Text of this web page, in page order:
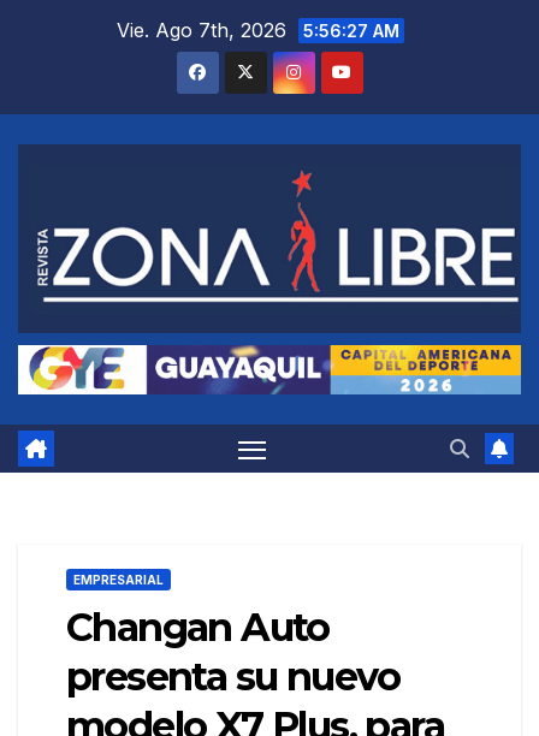
Vie. Ago 7th, 2026 5:56:28 AM
EMPRESARIAL
Changan Auto
presenta su nuevo
modelo X7 Plus, para